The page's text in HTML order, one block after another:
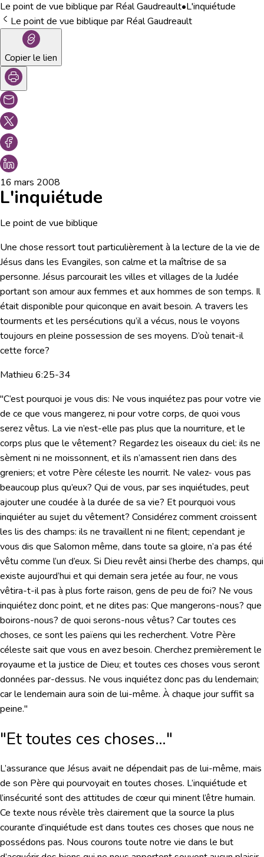
Le point de vue biblique par Réal Gaudreault•L'inquiétude
Le point de vue biblique par Réal Gaudreault
Copier le lien
16 mars 2008
L'inquiétude
Le point de vue biblique
Une chose ressort tout particulièrement à la lecture de la vie de
Jésus dans les Evangiles, son calme et la maîtrise de sa
personne. Jésus parcourait les villes et villages de la Judée
portant son amour aux femmes et aux hommes de son temps. Il
était disponible pour quiconque en avait besoin. A travers les
tourments et les persécutions qu’il a vécus, nous le voyons
toujours en pleine possession de ses moyens. D’où tenait-il
cette force?
Mathieu 6:25-34
"C’est pourquoi je vous dis: Ne vous inquiétez pas pour votre vie
de ce que vous mangerez, ni pour votre corps, de quoi vous
serez vêtus. La vie n’est-elle pas plus que la nourriture, et le
corps plus que le vêtement? Regardez les oiseaux du ciel: ils ne
sèment ni ne moissonnent, et ils n’amassent rien dans des
greniers; et votre Père céleste les nourrit. Ne valez- vous pas
beaucoup plus qu’eux? Qui de vous, par ses inquiétudes, peut
ajouter une coudée à la durée de sa vie? Et pourquoi vous
inquiéter au sujet du vêtement? Considérez comment croissent
les lis des champs: ils ne travaillent ni ne filent; cependant je
vous dis que Salomon même, dans toute sa gloire, n’a pas été
vêtu comme l’un d’eux. Si Dieu revêt ainsi l’herbe des champs, qui
existe aujourd’hui et qui demain sera jetée au four, ne vous
vêtira-t-il pas à plus forte raison, gens de peu de foi? Ne vous
inquiétez donc point, et ne dites pas: Que mangerons-nous? que
boirons-nous? de quoi serons-nous vêtus? Car toutes ces
choses, ce sont les païens qui les recherchent. Votre Père
céleste sait que vous en avez besoin. Cherchez premièrement le
royaume et la justice de Dieu; et toutes ces choses vous seront
données par-dessus. Ne vous inquiétez donc pas du lendemain;
car le lendemain aura soin de lui-même. À chaque jour suffit sa
peine."
"Et toutes ces choses…"
L’assurance que Jésus avait ne dépendait pas de lui-même, mais
de son Père qui pourvoyait en toutes choses. L’inquiétude et
l’insécurité sont des attitudes de cœur qui minent l’être humain.
Ce texte nous révèle très clairement que la source la plus
courante d’inquiétude est dans toutes ces choses que nous ne
possédons pas. Nous courons toute notre vie dans le but